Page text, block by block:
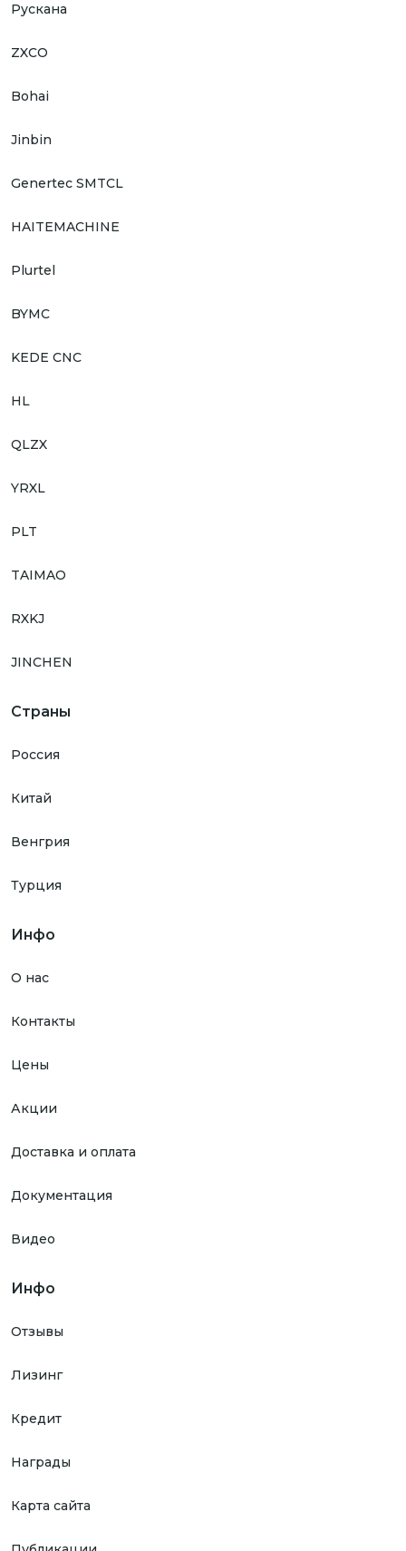
Рускана
ZXCO
Bohai
Jinbin
Genertec SMTCL
HAITEMACHINE
Plurtel
BYMC
KEDE CNC
HL
QLZX
YRXL
PLT
TAIMAO
RXKJ
JINCHEN
Страны
Россия
Китай
Венгрия
Турция
Инфо
О нас
Контакты
Цены
Акции
Доставка и оплата
Документация
Видео
Инфо
Отзывы
Лизинг
Кредит
Награды
Карта сайта